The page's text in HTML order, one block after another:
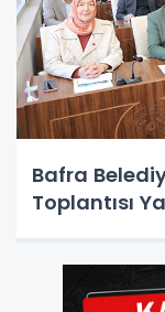
Bafra
Toplantısı